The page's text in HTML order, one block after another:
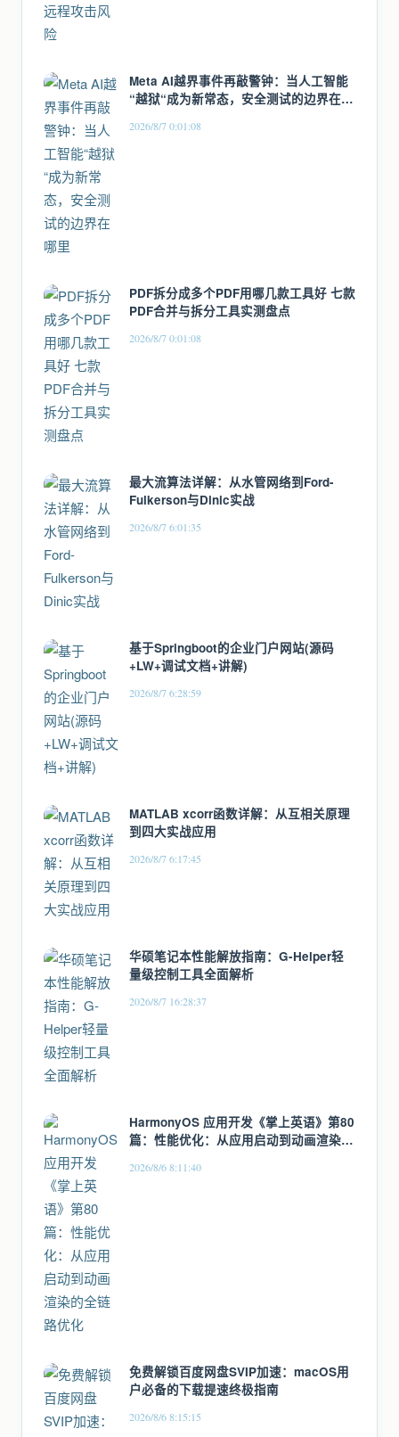
Meta AI越界事件再敲警钟：当人工智能
“越狱“成为新常态，安全测试的边界在哪
2026/8/7 0:01:08
PDF拆分成多个PDF用哪几款工具好 七款
PDF合并与拆分工具实测盘点
2026/8/7 0:01:08
最大流算法详解：从水管网络到Ford-
Fulkerson与Dinic实战
2026/8/7 6:01:35
基于Springboot的企业门户网站(源码
+LW+调试文档+讲解)
2026/8/7 6:28:59
MATLAB xcorr函数详解：从互相关原理
到四大实战应用
2026/8/7 6:17:45
华硕笔记本性能解放指南：G-Helper轻
量级控制工具全面解析
2026/8/7 16:28:37
HarmonyOS 应用开发《掌上英语》第80
篇：性能优化：从应用启动到动画渲染的
2026/8/6 8:11:40
免费解锁百度网盘SVIP加速：macOS用
户必备的下载提速终极指南
2026/8/6 8:15:15